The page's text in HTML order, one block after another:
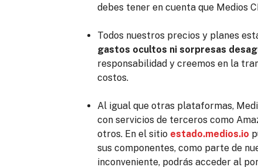
debes tener en cuenta que Medios
Todos nuestros precios y planes
gastos ocultos ni sorpresas
responsabilidad y creemos en la
costos.
Al igual que otras plataformas,
con servicios de terceros como
otros. En el sitio estado.medios.io
sus componentes, como parte de
inconveniente, podrás acceder al